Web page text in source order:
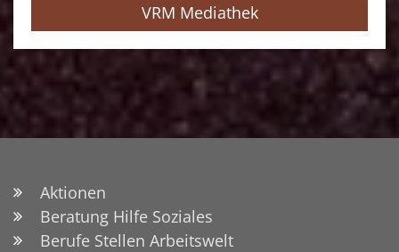
VRM Mediathek
Aktionen
Beratung Hilfe Soziales
Berufe Stellen Arbeitswelt